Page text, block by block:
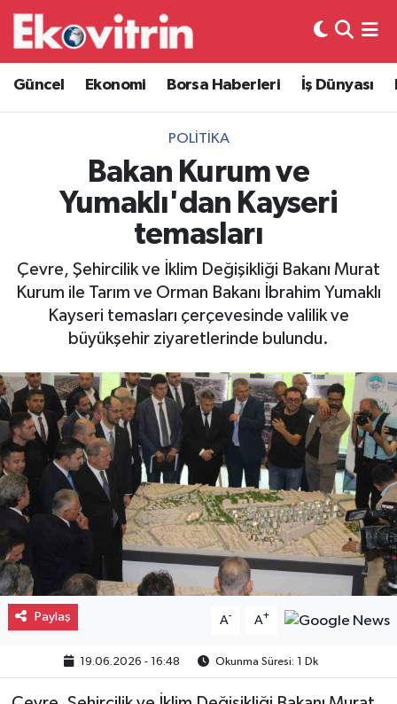
Güncel Ekonomi Borsa Haberleri İş Dünyası
POLITIKA
Bakan Kurum ve
Yumaklı'dan Kayseri
temasları
Çevre, Şehircilik ve İklim Değişikliği Bakanı Murat
Kurum ile Tarım ve Orman Bakanı İbrahim Yumaklı
Kayseri temasları çerçevesinde valilik ve
büyükşehir ziyaretlerinde bulundu.
Paylaş A- A+
19.06.2026 - 16:48 Okunma Süresi: 1 Dk
Güncel
Ekonomi
Borsa Haberleri
İş Dünyası
Otovitrin
Asayiş
Magazin
Gayrimenkul
Spor
Eğitim
Hava Durumu
Trafik Durumu
Süper Lig Puan Durumu ve Fikstür
Tüm Manşetler
Son Dakika Haberleri
Haber Arşivi